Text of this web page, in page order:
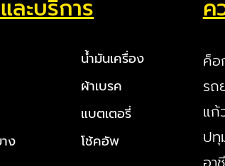
ละบริการ
ง
น้ำมันเครื่อง
ผ้าเบรค
แบตเตอรี่
โช้คอัพ
ค
ค็อ
รถ
แก้
ปทุ